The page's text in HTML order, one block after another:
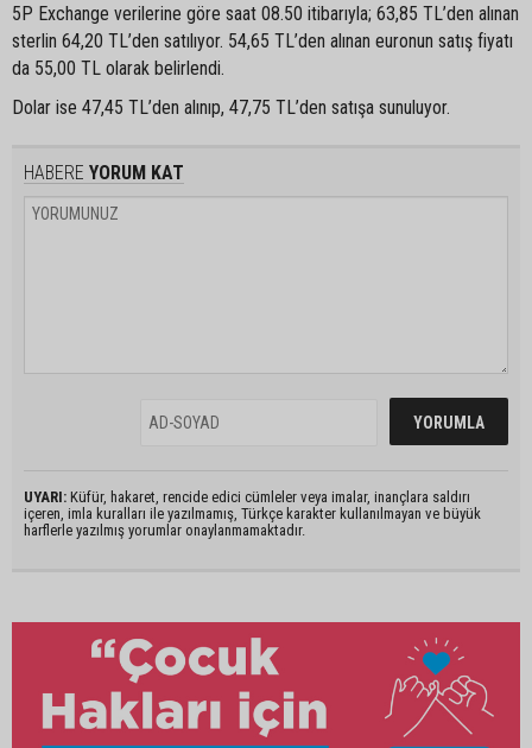
5P Exchange verilerine göre saat 08.50 itibarıyla; 63,85 TL’den alınan
sterlin 64,20 TL’den satılıyor. 54,65 TL’den alınan euronun satış fiyatı
da 55,00 TL olarak belirlendi.
Dolar ise 47,45 TL’den alınıp, 47,75 TL’den satışa sunuluyor.
HABERE YORUM KAT
UYARI: Küfür, hakaret, rencide edici cümleler veya imalar, inançlara saldırı
içeren, imla kuralları ile yazılmamış, Türkçe karakter kullanılmayan ve büyük
harflerle yazılmış yorumlar onaylanmamaktadır.